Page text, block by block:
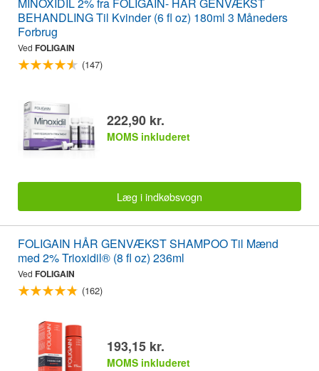
BEHANDLING Til Kvinder (6 fl oz) 180ml 3 Måneders
Forbrug
Ved FOLIGAIN
(147)
222,90 kr.
MOMS inkluderet
Læg i indkøbsvogn
FOLIGAIN HÅR GENVÆKST SHAMPOO Til Mænd
med 2% Trioxidil® (8 fl oz) 236ml
Ved FOLIGAIN
(162)
193,15 kr.
MOMS inkluderet